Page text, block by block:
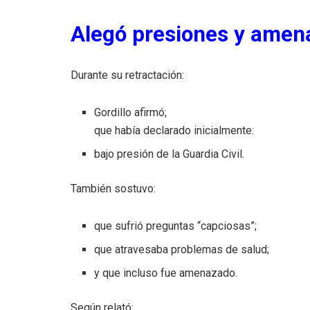
Alegó presiones y
Durante su retractación:
Gordillo afirmó;
que había declarado inicialmente:
bajo presión de la Guardia Civil.
También sostuvo:
que sufrió preguntas “capciosas”;
que atravesaba problemas de salud;
y que incluso fue amenazado.